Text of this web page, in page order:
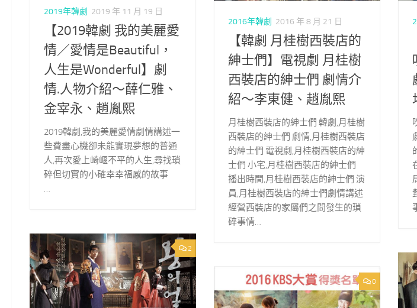
2019年韓劇 2019 年 11 月 19 日
【2019韓劇 我的美麗愛
情／愛情是Beautiful，
人生是Wonderful】劇
情.人物介紹～薛仁雅、
金宰永、趙胤熙
2019韓劇,我的美麗愛情劇情講述一
些費盡心機卻未能實現夢想的普通
人,再次愛上崎嶇不平的人生,尋找瑣
碎但切實的小確幸幸福感的故事
…
2016年韓劇 2016 年 8 月 21 日
【韓劇 月桂樹西裝店的
紳士們】電視劇 月桂樹
西裝店的紳士們 劇情介
紹～李東健、趙胤熙
月桂樹西裝店的紳士們 韓劇,月桂樹
西裝店的紳士們 劇情,月桂樹西裝店
的紳士們 電視劇,月桂樹西裝店的紳
士們 小宅,月桂樹西裝店的紳士們
播出時間,月桂樹西裝店的紳士們 演
員,月桂樹西裝店的紳士們劇情講述
經營西裝店的家屬們之間發生的瑣
碎事情…
2
0